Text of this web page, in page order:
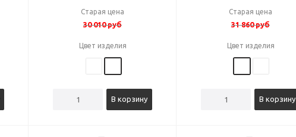
Старая цена
30 010руб
Цвет изделия
В корзину
Старая цена
31 860руб
Цвет изделия
В корзину